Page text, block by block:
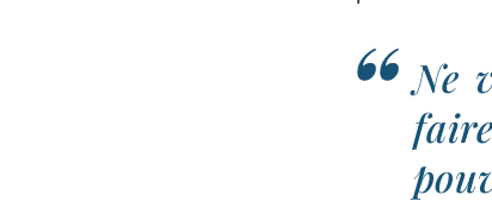
Ne